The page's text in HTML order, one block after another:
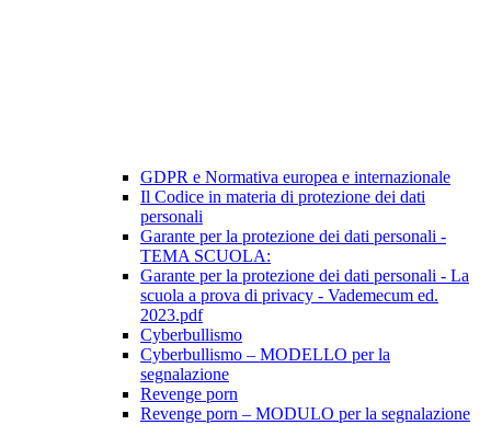
GDPR e Normativa europea e internazionale
Il Codice in materia di protezione dei dati
personali
Garante per la protezione dei dati personali -
TEMA SCUOLA:
Garante per la protezione dei dati personali - La
scuola a prova di privacy - Vademecum ed.
2023.pdf
Cyberbullismo
Cyberbullismo – MODELLO per la
segnalazione
Revenge porn
Revenge porn – MODULO per la segnalazione